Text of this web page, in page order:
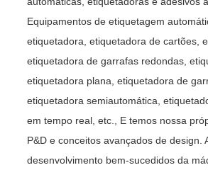
Equipamentos de etiquetagem
etiquetadora, etiquetadora de cartões,
etiquetadora de garrafas redondas,
etiquetadora plana, etiquetadora de
etiquetadora semiautomática,
em tempo real, etc., E temos nossa
P&D e conceitos avançados de design.
desenvolvimento bem-sucedidos da